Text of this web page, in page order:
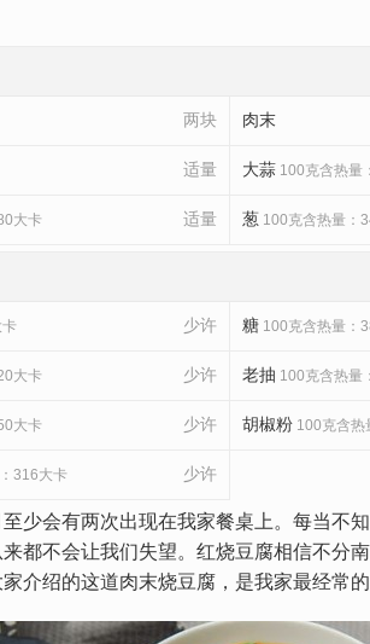
两块 肉末
适量 大蒜 100克含热量
适量
大卡 葱 100克含热量：
少许 糖 100克含热量：
少许
大卡 老抽 100克含热量
少许
大卡 胡椒粉 100克含热
少许
316大卡
少会有两次出现在我家餐桌上。每当不
都不会让我们失望。红烧豆腐相信不分
介绍的这道肉末烧豆腐，是我家最经常